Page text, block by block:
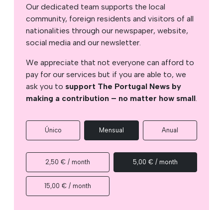
Our dedicated team supports the local
community, foreign residents and visitors of all
nationalities through our newspaper, website,
social media and our newsletter.
We appreciate that not everyone can afford to
pay for our services but if you are able to, we
ask you to support The Portugal News by
making a contribution – no matter how small.
Único Mensual Anual
2,50 € / month 5,00 € / month
15,00 € / month